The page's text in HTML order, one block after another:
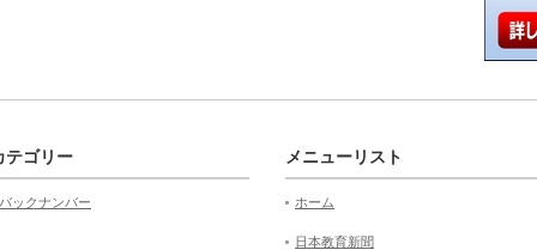
テゴリー
バックナンバー
メニューリスト
ホーム
日本教育新聞